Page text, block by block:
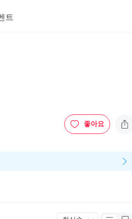
트
좋아요